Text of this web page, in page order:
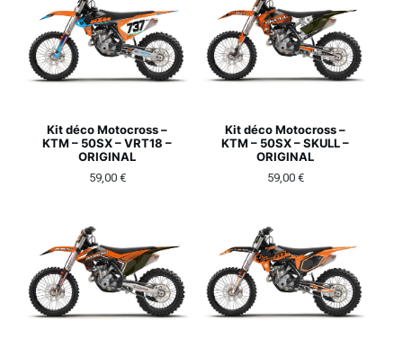
Kit déco Motocross –
KTM – 50SX – VRT18 –
ORIGINAL
59,00 €
Kit déco Motocross –
KTM – 50SX – SKULL –
ORIGINAL
59,00 €